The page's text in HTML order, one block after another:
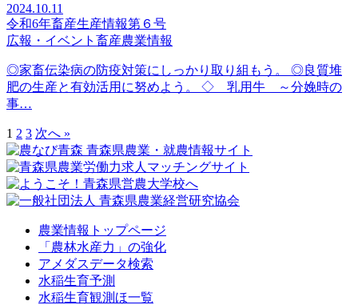
2024.10.11
令和6年畜産生産情報第６号
広報・イベント 畜産農業情報
◎家畜伝染病の防疫対策にしっかり取り組もう。 ◎良質堆
肥の生産と有効活用に努めよう。 ◇ 乳用牛 ～分娩時の
事…
1 2 3 次へ »
農業情報トップページ
「農林水産力」の強化
アメダスデータ検索
水稲生育予測
水稲生育観測ほ一覧